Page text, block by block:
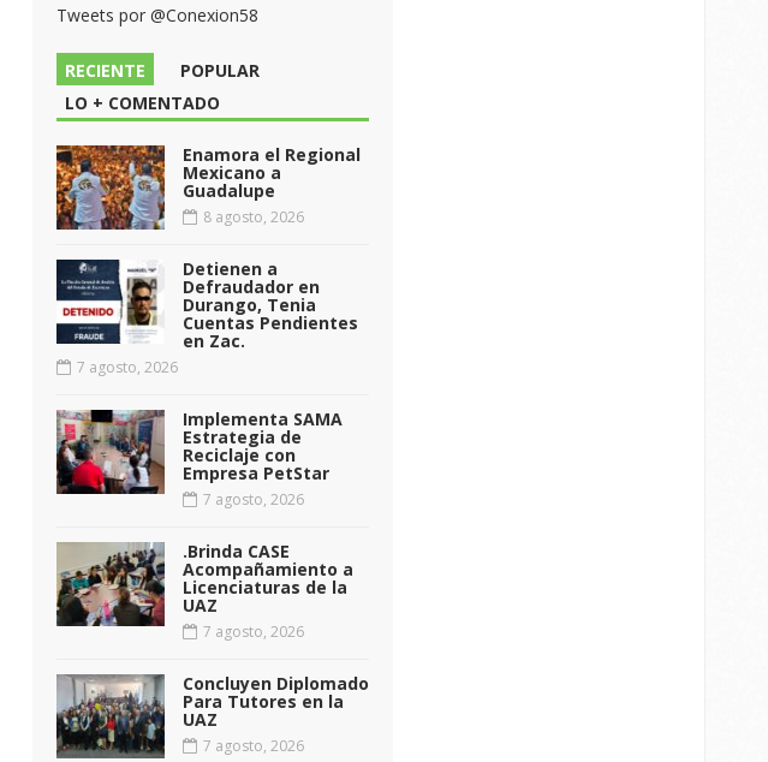
Tweets por @Conexion58
RECIENTE
POPULAR
LO + COMENTADO
Enamora el Regional
Mexicano a
Guadalupe
8 agosto, 2026
Detienen a
Defraudador en
Durango, Tenia
Cuentas Pendientes
en Zac.
7 agosto, 2026
Implementa SAMA
Estrategia de
Reciclaje con
Empresa PetStar
7 agosto, 2026
.Brinda CASE
Acompañamiento a
Licenciaturas de la
UAZ
7 agosto, 2026
Concluyen Diplomado
Para Tutores en la
UAZ
7 agosto, 2026